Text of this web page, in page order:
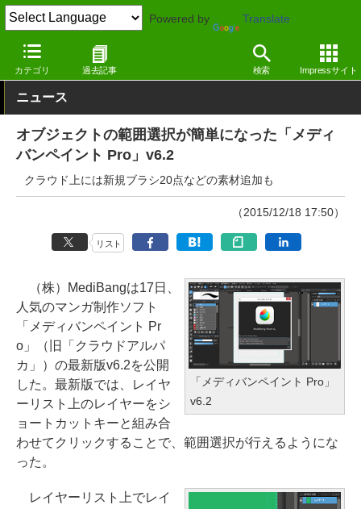
Powered by Translate
カテゴリ 過去記事 検索 Impressサイト
窓の杜 画像・映像・音楽
ニュース
オブジェクトの範囲選択が簡単になった「メディ
バンペイント Pro」v6.2
クラウド上には新規ブラシ20点などの素材追加も
（2015/12/18 17:50）
リスト
「メディバンペイント Pro」
v6.2
（株）MediBangは17日、
人気のマンガ制作ソフト
「メディバンペイント Pr
o」（旧「クラウドアルパ
カ」）の最新版v6.2を公開
した。最新版では、レイヤ
ーリスト上のレイヤーをシ
ョートカットキーと組み合
わせてクリックすることで、範囲選択が行えるようにな
った。
レイヤーリスト上でレイ